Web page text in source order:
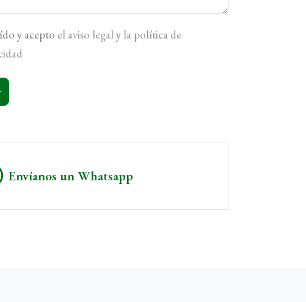
y acepto el aviso legaly la política de
Envíanos un Whatsapp